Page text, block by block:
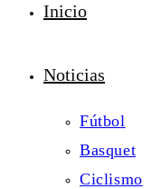
Inicio
Noticias
Fútbol
Basquet
Ciclismo